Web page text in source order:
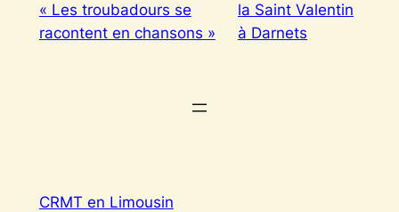
« Les troubadours se
racontent en chansons »
la Saint Valentin
à Darnets
CRMT en Limousin